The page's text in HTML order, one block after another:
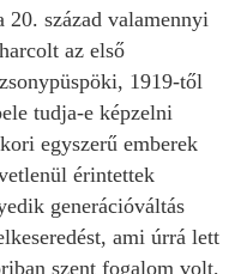
20. század valamennyi
az első
1919-től
tudja-e képzelni
egyszerű emberek
érintettek
generációváltás
ami úrrá lett
szent fogalom volt,